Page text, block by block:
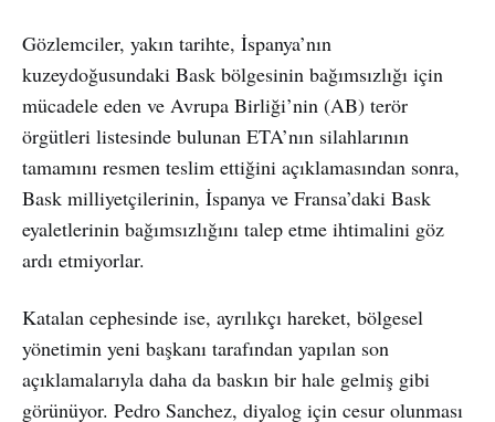
Gözlemciler, yakın tarihte, İspanya’nın
kuzeydoğusundaki Bask bölgesinin bağımsızlığı için
mücadele eden ve Avrupa Birliği’nin (AB) terör
örgütleri listesinde bulunan ETA’nın silahlarının
tamamını resmen teslim ettiğini açıklamasından sonra,
Bask milliyetçilerinin, İspanya ve Fransa’daki Bask
eyaletlerinin bağımsızlığını talep etme ihtimalini göz
ardı etmiyorlar.
Katalan cephesinde ise, ayrılıkçı hareket, bölgesel
yönetimin yeni başkanı tarafından yapılan son
açıklamalarıyla daha da baskın bir hale gelmiş gibi
görünüyor. Pedro Sanchez, diyalog için cesur olunması